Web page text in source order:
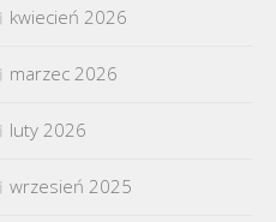
kwiecień 2026
marzec 2026
luty 2026
wrzesień 2025